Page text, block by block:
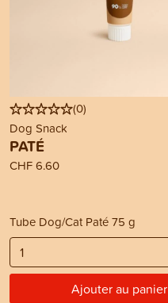
(0)
Dog Snack
PATÉ
CHF 6.60
Tube Dog/Cat Paté 75 g
Ajouter au panier